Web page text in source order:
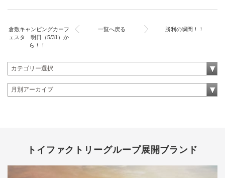
倉敷キャンピングカーフ
ェスタ 明日（5/31）か
ら！！
一覧へ戻る 勝利の瞬間！！
トイファクトリーグループ展開ブランド